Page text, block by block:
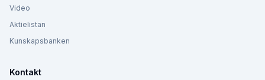
Video
Aktielistan
Kunskapsbanken
Kontakt